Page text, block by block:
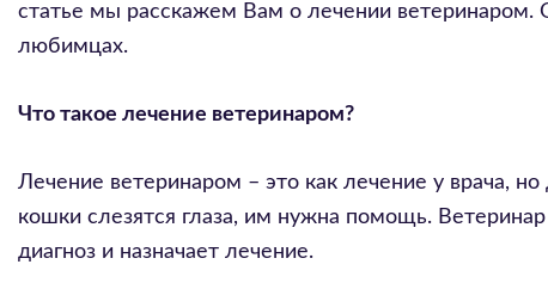
статье мы расскажем Вам о лечении
любимцах.
Что такое лечение ветеринаром?
Лечение ветеринаром – это как лечение у врача,
кошки слезятся глаза, им нужна помощь.
диагноз и назначает лечение.